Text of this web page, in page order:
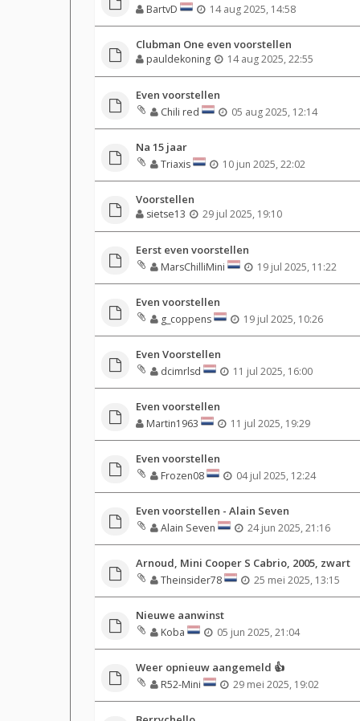
BartvD 14 aug 2025, 14:58
Clubman One even voorstellen
pauldekoning 14 aug 2025, 22:55
Even voorstellen
Chili red 05 aug 2025, 12:14
Na 15 jaar
Triaxis 10 jun 2025, 22:02
Voorstellen
sietse13 29 jul 2025, 19:10
Eerst even voorstellen
MarsChilliMini 19 jul 2025, 11:22
Even voorstellen
g_coppens 19 jul 2025, 10:26
Even Voorstellen
dcimrlsd 11 jul 2025, 16:00
Even voorstellen
Martin1963 11 jul 2025, 19:29
Even voorstellen
Frozen08 04 jul 2025, 12:24
Even voorstellen - Alain Seven
Alain Seven 24 jun 2025, 21:16
Arnoud, Mini Cooper S Cabrio, 2005, zwart
Theinsider78 25 mei 2025, 13:15
Nieuwe aanwinst
Koba 05 jun 2025, 21:04
Weer opnieuw aangemeld 👍
R52-Mini 29 mei 2025, 19:02